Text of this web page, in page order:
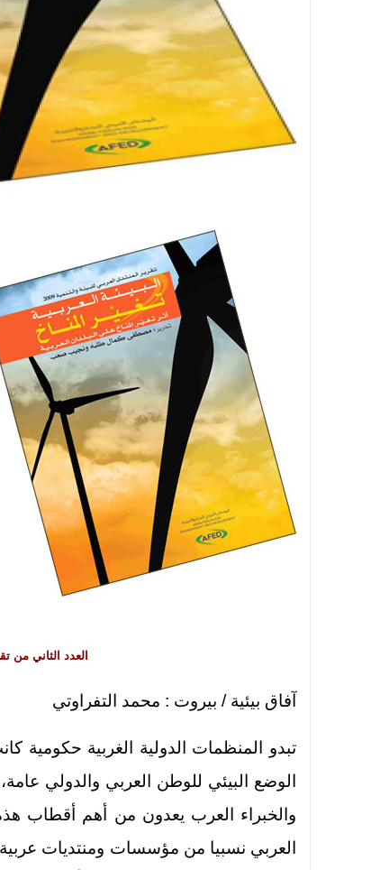
العدد الثاني من
آفاق بيئية / بيروت : محمد التفراوتي
تبدو المنظمات الدولية الغربية حكومية
الوضع البيئي للوطن العربي والدولي
والخبراء العرب يعدون من أهم أقطاب
العربي نسبيا من مؤسسات ومنتديات